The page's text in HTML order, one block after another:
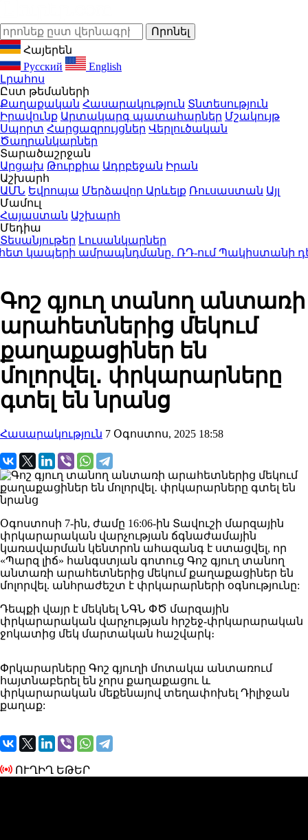
Հայերեն
Русский
English
Լրահոս
Ըստ թեմաների
Քաղաքական Հասարակություն Տնտեսություն
Իրավունք Արտակարգ պատահարներ Մշակույթ
Սպորտ Հարցազրույցներ Վերլուծական
Ծաղրանկարներ
Տարածաշրջան
Արցախ Թուրքիա Ադրբեջան Իրան
Աշխարհ
ԱՄՆ Եվրոպա Մերձավոր Արևելք Ռուսաստան Այլ
Մամուլ
Հայաստան Աշխարհ
Մեդիա
Տեսանյութեր Լուսանկարներ
կապերի ամրապնդմանը. ՌԴ-ում Պակիստանի
Գոշ գյուղ տանող անտառի
արահետներից մեկում
քաղաքացիներ են
մոլորվել․ փրկարարները
գտել են նրանց
Հասարակություն 7 Օգոստոս, 2025 18:58
Օգոստոսի 7-ին, ժամը 16:06-ին Տավուշի մարզային
փրկարարական վարչության ճգնաժամային
կառավարման կենտրոն ահազանգ է ստացվել, որ
«Պարզ լիճ» հանգստյան գոտուց Գոշ գյուղ տանող
անտառի արահետներից մեկում քաղաքացիներ են
մոլորվել. անհրաժեշտ է փրկարարների օգնությունը:
Դեպքի վայր է մեկնել ՆԳՆ ՓԾ մարզային
փրկարարական վարչության հրշեջ-փրկարարական
ջոկատից մեկ մարտական հաշվարկ։
Փրկարարները Գոշ գյուղի մոտակա անտառում
հայտնաբերել են չորս քաղաքացու և
փրկարարական մեքենայով տեղափոխել Դիլիջան
քաղաք:
ՈՒՂԻՂ ԵԹԵՐ